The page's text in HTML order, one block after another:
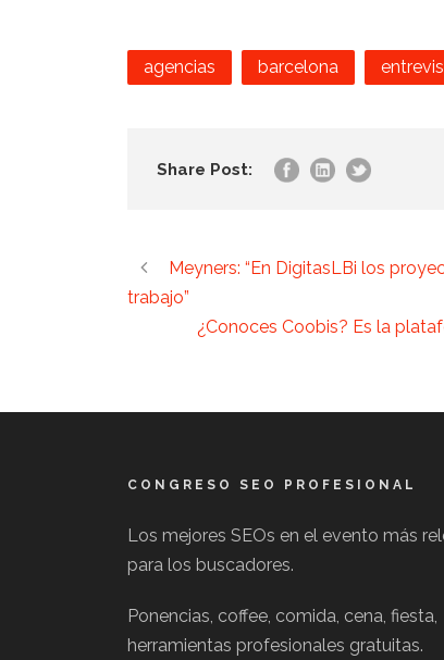
agencias barcelona
Share Post:
Meyners: “En DigitasLBi los
trabajo”
¿Conoces Coobis? Es la
CONGRESO SEO PROFESIONAL
Los mejores SEOs en el evento más
para los buscadores.
Ponencias, coffee, comida, cena, fiesta,
herramientas profesionales gratuitas.